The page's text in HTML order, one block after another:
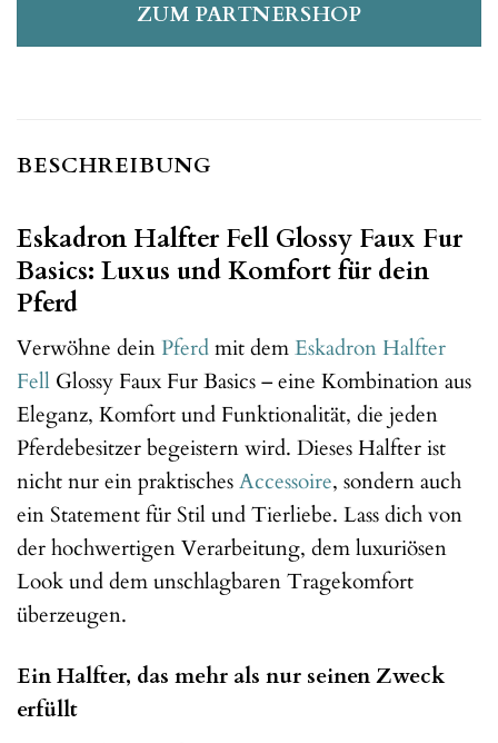
ZUM PARTNERSHOP
BESCHREIBUNG
Eskadron Halfter Fell Glossy Faux Fur
Basics: Luxus und Komfort für dein
Pferd
Verwöhne deinPferdmit demEskadronHalfter
Fell Glossy Faux Fur Basics – eine Kombination aus
Eleganz, Komfort und Funktionalität, die jeden
Pferdebesitzer begeistern wird. Dieses Halfter ist
nicht nur ein praktischesAccessoire, sondern auch
ein Statement für Stil und Tierliebe. Lass dich von
der hochwertigen Verarbeitung, dem luxuriösen
Look und dem unschlagbaren Tragekomfort
überzeugen.
Ein Halfter, das mehr als nur seinen Zweck
erfüllt